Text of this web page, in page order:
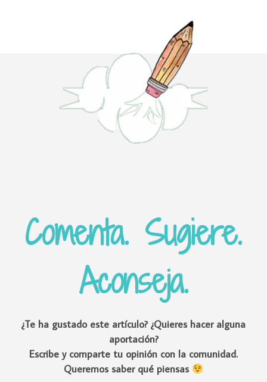
Comenta. Sugiere.
Aconseja.
¿Te ha gustado este artículo? ¿Quieres hacer alguna
aportación?
Escribe y comparte tu opinión con la comunidad.
Queremos saber qué piensas